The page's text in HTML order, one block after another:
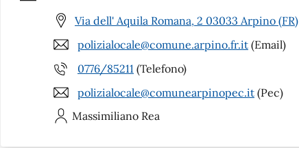
Via dell' Aquila Romana, 2 03033 Arpino (FR)
polizialocale@comune.arpino.fr.it (Email)
0776/85211 (Telefono)
polizialocale@comunearpinopec.it (Pec)
Massimiliano Rea